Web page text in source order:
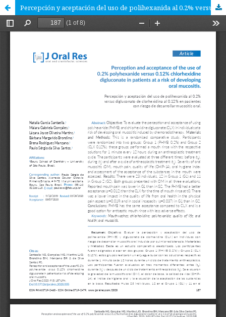
Percepción y aceptación del uso de polihexanida al 0.2% versus digluconato de clorhexidina al 0.12% en pacientes con riesgo de desarrollar mucositis oral.